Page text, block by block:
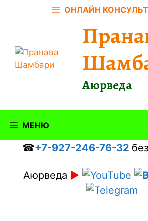
ОНЛАЙН
Аюрведа
МЕНЮ
☎+7-927-246-76-32
Аюрведа ►